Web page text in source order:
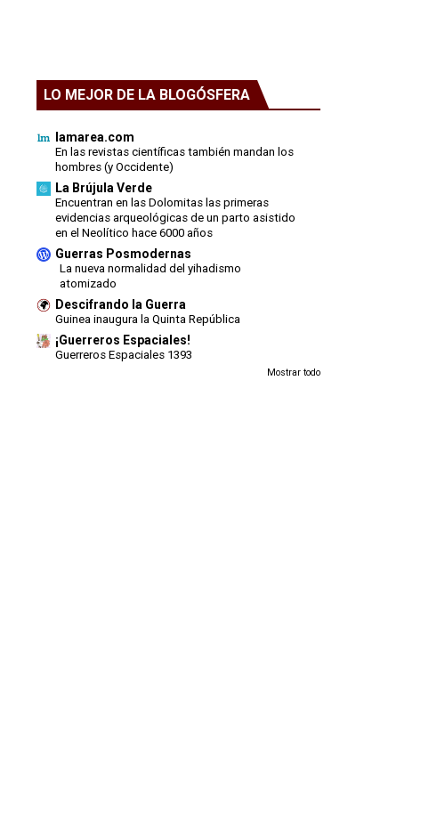
LO MEJOR DE LA BLOGÓSFERA
lamarea.com
En las revistas científicas también mandan los
hombres (y Occidente)
La Brújula Verde
Encuentran en las Dolomitas las primeras
evidencias arqueológicas de un parto asistido
en el Neolítico hace 6000 años
Guerras Posmodernas
La nueva normalidad del yihadismo
atomizado
Descifrando la Guerra
Guinea inaugura la Quinta República
¡Guerreros Espaciales!
Guerreros Espaciales 1393
Mostrar todo